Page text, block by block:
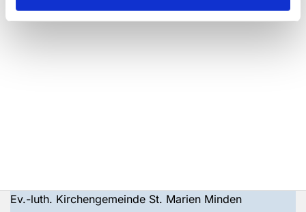
Ev.-luth. Kirchengemeinde St. Marien Minden